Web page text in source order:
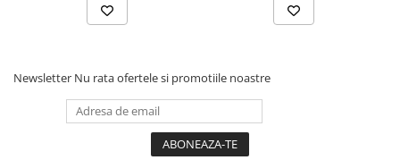
Newsletter Nu rata ofertele si promotiile noastre